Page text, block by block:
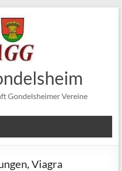
Gondelsheimer Vereine
Viagra